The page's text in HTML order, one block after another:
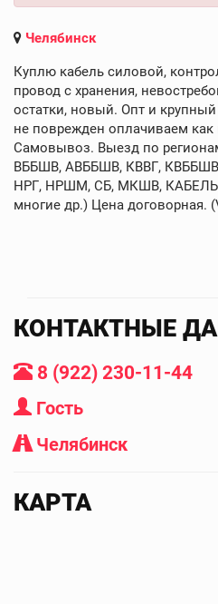
Челябинск
Куплю кабель силовой,
провод с хранения,
остатки, новый. Опт и
не поврежден оплачиваем как
Самовывоз. Выезд по
ВББШВ, АВББШВ, КВВГ,
НРГ, НРШМ, СБ, МКШВ,
многие др.) Цена договорная.
КОНТАКТНЫЕ
8 (922) 230-11-44
Гость
Челябинск
КАРТА